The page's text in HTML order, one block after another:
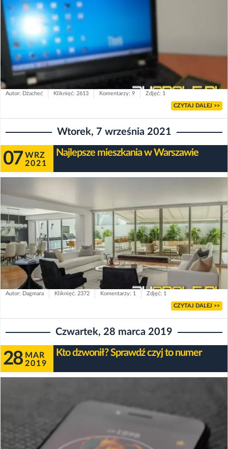
Autor: Dżacheć Kliknięć: 2613 Komentarzy: 9 Zdjęć: 1
CZYTAJ DALEJ >>
Wtorek, 7 września 2021
07 WRZ
2021
Najlepsze mieszkania w Warszawie
Autor: Dagmara Kliknięć: 2372 Komentarzy: 1 Zdjęć: 1
CZYTAJ DALEJ >>
Czwartek, 28 marca 2019
28 MAR
2019
Kto dzwonił? Sprawdź czyj to numer